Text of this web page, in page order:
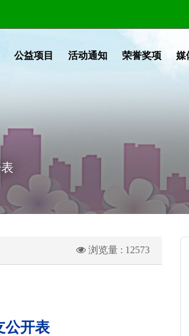
公益项目 活动通知 荣誉奖项 媒
浏览量 : 12573
公开表